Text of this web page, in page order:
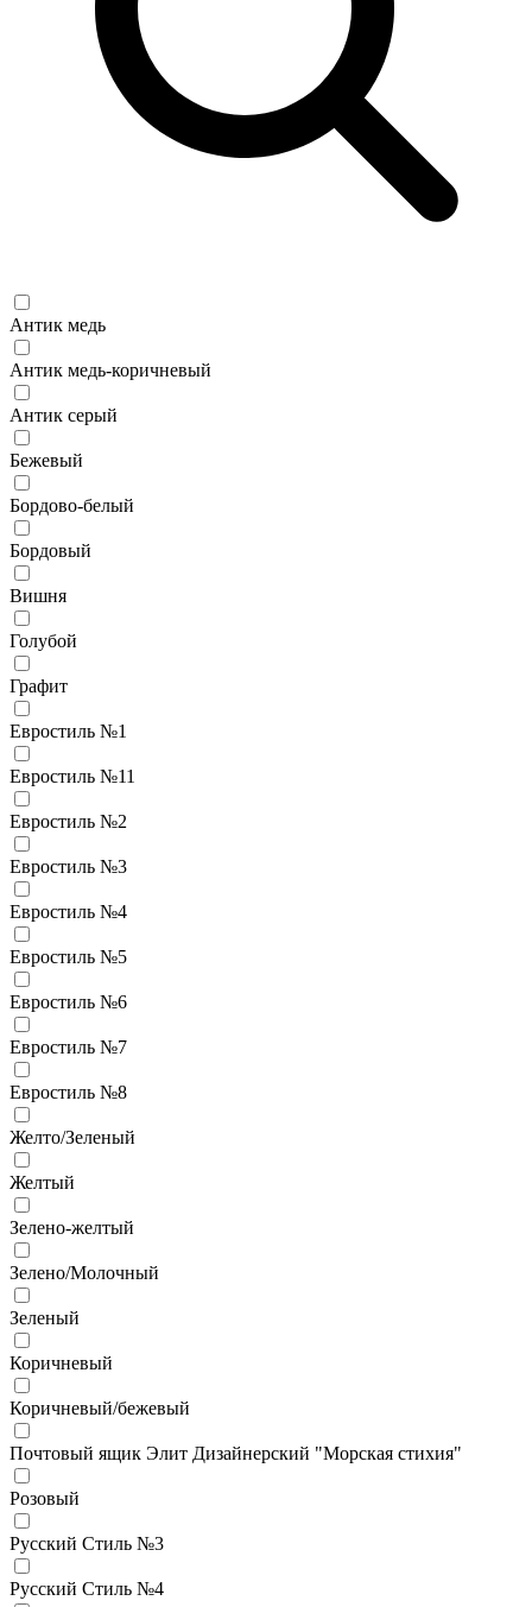
Антик медь
Антик медь-коричневый
Антик серый
Бежевый
Бордово-белый
Бордовый
Вишня
Голубой
Графит
Евростиль №1
Евростиль №11
Евростиль №2
Евростиль №3
Евростиль №4
Евростиль №5
Евростиль №6
Евростиль №7
Евростиль №8
Желто/Зеленый
Желтый
Зелено-желтый
Зелено/Молочный
Зеленый
Коричневый
Коричневый/бежевый
Почтовый ящик Элит Дизайнерский "Морская стихия"
Розовый
Русский Стиль №3
Русский Стиль №4